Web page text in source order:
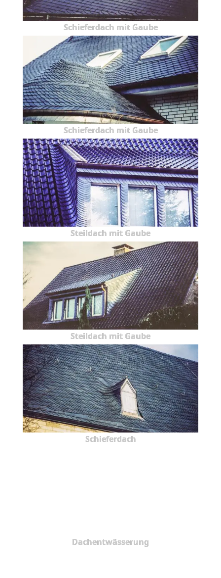
Schieferdach mit Gaube
Schieferdach mit Gaube
Steildach mit Gaube
Steildach mit Gaube
Schieferdach
Dachentwässerung